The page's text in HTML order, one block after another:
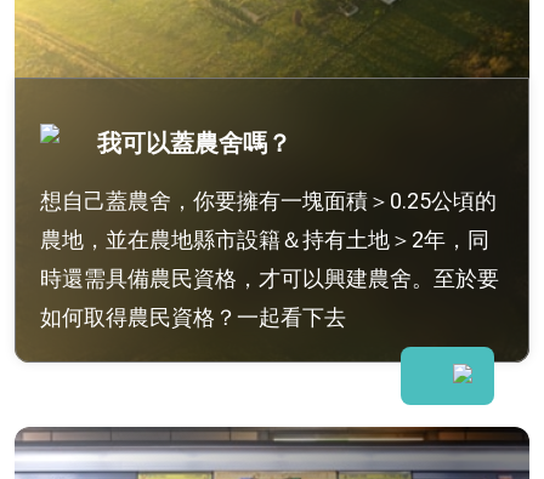
我可以蓋農舍嗎？
想自己蓋農舍，你要擁有一塊面積＞0.25公頃的
農地，並在農地縣市設籍＆持有土地＞2年，同
時還需具備農民資格，才可以興建農舍。至於要
如何取得農民資格？一起看下去